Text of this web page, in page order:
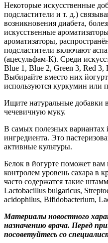
Некоторые искусственные
подсластители и т. д.)
возникновения диабета,
искусственные
ароматизаторы,
подсластители включают
(ацесульфам-К). Среди
Blue 1, Blue 2, Green 3, Red
Выбирайте вместо них
используются куркумин или
Ищите натуральные добавки
чечевичную муку.
В самых полезных вариантах
ингредиента. Это
активные культуры.
Белок в йогурте поможет вам
контролем уровень сахара в
часто содержатся такие
Lactobacillus bulgaricus,
acidophilus, Bifidobacterium,
Материалы новостного
назначению врача. Перед
посоветуйтесь со